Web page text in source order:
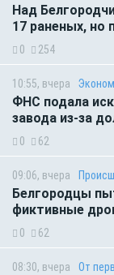
Над
17 раненых, но
0 254
10:55, вчера
ФНС подала
завода из-за
0 62
09:06, вчера
Белгородцы
фиктивные
0 62
08:30, вчера От